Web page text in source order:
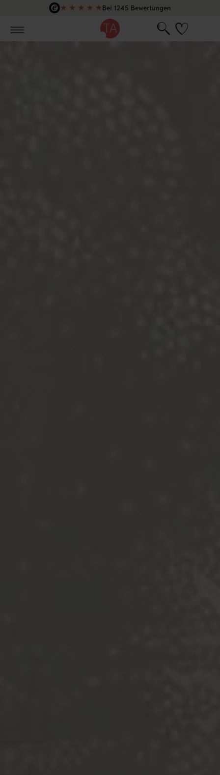
Zum Hauptinhalt springen
★ ★ ★ ★ ★Bei 1245 Bewertungen